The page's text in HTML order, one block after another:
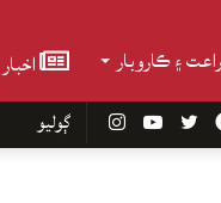
۽ ڪاروبار اخبار
InstagramYouTube Twitter
Facebook